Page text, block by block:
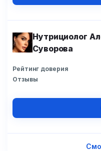
Нутрициолог
Суворова
Рейтинг доверия
Отзывы